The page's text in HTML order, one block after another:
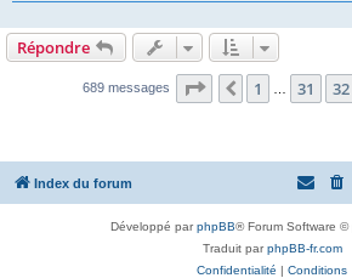
Répondre
689 messages Page 35 sur 35
Précédente
1 31 32
Index du forum
Développé parphpBB® Forum Software ©
Traduit parphpBB-fr.com
Confidentialité | Conditions